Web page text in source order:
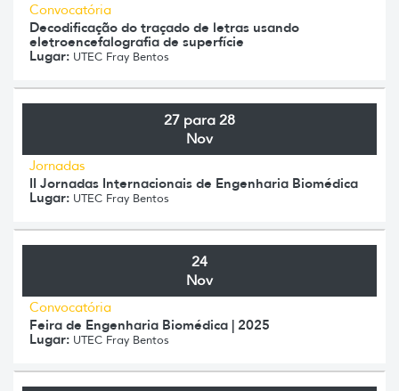
Convocatória
Decodificação do traçado de letras usando
eletroencefalografia de superfície
Lugar: UTEC Fray Bentos
27 para 28
Nov
Jornadas
II Jornadas Internacionais de Engenharia Biomédica
Lugar: UTEC Fray Bentos
24
Nov
Convocatória
Feira de Engenharia Biomédica | 2025
Lugar: UTEC Fray Bentos